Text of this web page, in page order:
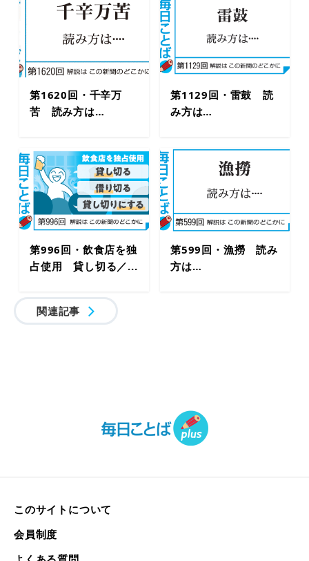
第1620回・千辛万
苦 読み方は…
第1129回・雷鼓 読
み方は…
第996回・飲食店を独
占使用 貸し切る／...
第599回・漁撈 読み
方は…
関連記事
このサイトについて
会員制度